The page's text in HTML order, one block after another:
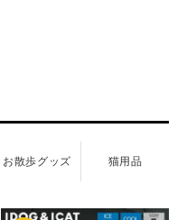
お散歩グッズ 猫用品